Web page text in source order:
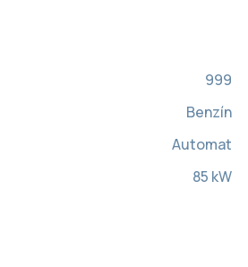
999
Benzín
Automat
85 kW